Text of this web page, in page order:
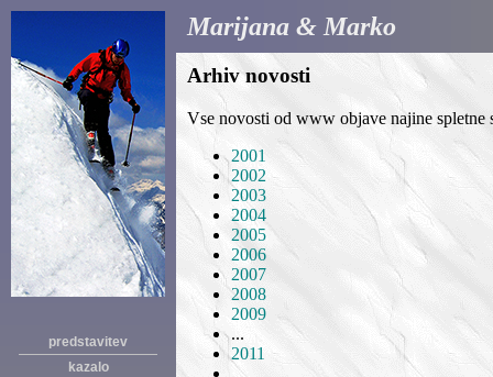
predstavitev
kazalo
Marijana & Marko
Arhiv novosti
Vse novosti od www objave najine spletne
2001
2002
2003
2004
2005
2006
2007
2008
2009
...
2011
...